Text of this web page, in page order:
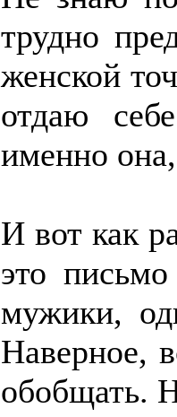
трудно
женской
отдаю
именно
И вот как
это
мужики,
Наверное,
обобщать.